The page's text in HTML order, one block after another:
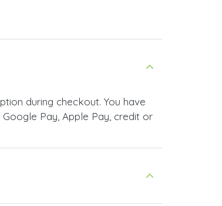
during checkout. You have
Pay, Apple Pay, credit or